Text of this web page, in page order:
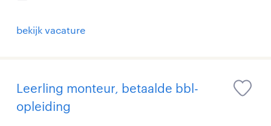
bekijk vacature
Leerling monteur, betaalde bbl-
opleiding